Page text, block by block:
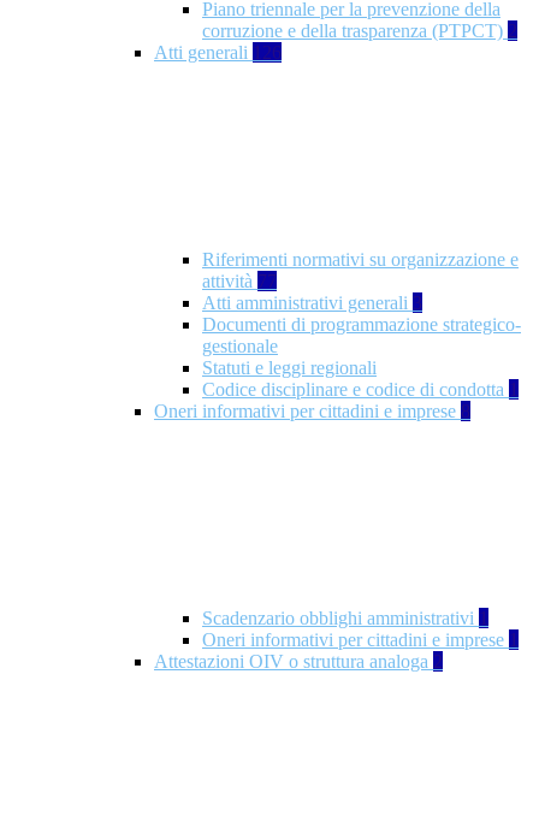
Piano triennale per la prevenzione della
corruzione e della trasparenza (PTPCT) 2
Atti generali 126
Riferimenti normativi su organizzazione e
attività 77
Atti amministrativi generali 3
Documenti di programmazione strategico-
gestionale
Statuti e leggi regionali
Codice disciplinare e codice di condotta 1
Oneri informativi per cittadini e imprese 8
Scadenzario obblighi amministrativi 1
Oneri informativi per cittadini e imprese 1
Attestazioni OIV o struttura analoga 2